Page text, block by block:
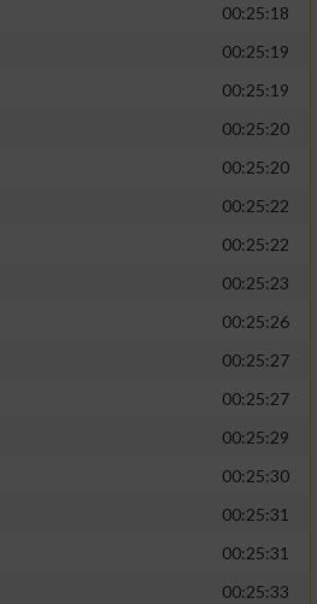
00:25:18
00:25:19
00:25:19
00:25:20
00:25:20
00:25:22
00:25:22
00:25:23
00:25:26
00:25:27
00:25:27
00:25:29
00:25:30
00:25:31
00:25:31
00:25:33